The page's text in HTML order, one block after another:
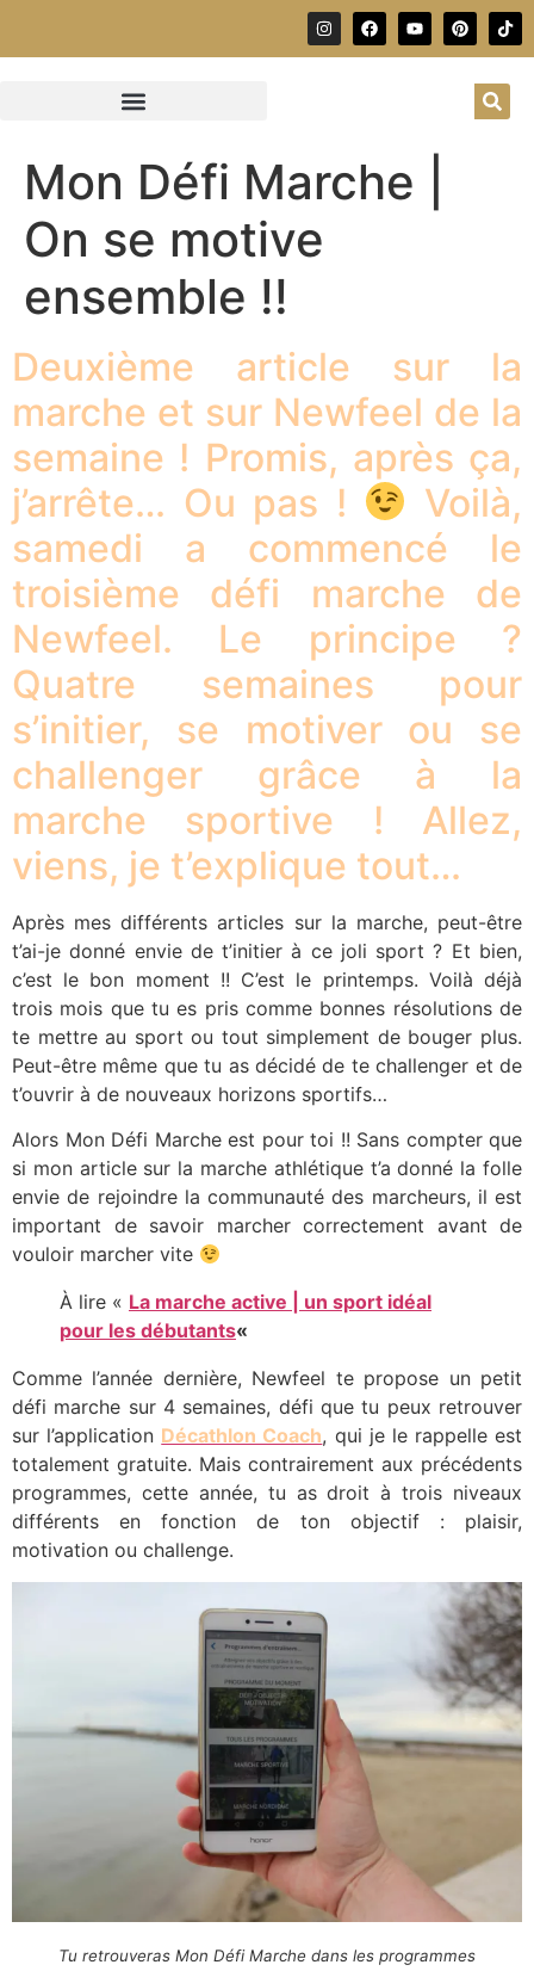
Mon Défi Marche |
On se motive
ensemble !!
Deuxième article sur la
marche et sur Newfeel de la
semaine ! Promis, après ça,
j’arrête… Ou pas !
Voilà,
samedi a commencé le
troisième défi marche de
Newfeel. Le principe ?
Quatre semaines pour
s’initier, se motiver ou se
challenger grâce à la
marche sportive ! Allez,
viens, je t’explique tout…
Après mes différents articles sur la marche, peut-être
t’ai-je donné envie de t’initier à ce joli sport ? Et bien,
c’est le bon moment !! C’est le printemps. Voilà déjà
trois mois que tu es pris comme bonnes résolutions de
te mettre au sport ou tout simplement de bouger plus.
Peut-être même que tu as décidé de te challenger et de
t’ouvrir à de nouveaux horizons sportifs…
Alors Mon Défi Marche est pour toi !! Sans compter que
si mon article sur la marche athlétique t’a donné la folle
envie de rejoindre la communauté des marcheurs, il est
important de savoir marcher correctement avant de
vouloir marcher vite
À lire « La marche active | un sport idéal
pour les débutants«
Comme l’année dernière, Newfeel te propose un petit
défi marche sur 4 semaines, défi que tu peux retrouver
sur l’application Décathlon Coach, qui je le rappelle est
totalement gratuite. Mais contrairement aux précédents
programmes, cette année, tu as droit à trois niveaux
différents en fonction de ton objectif : plaisir,
motivation ou challenge.
Tu retrouveras Mon Défi Marche dans les programmes